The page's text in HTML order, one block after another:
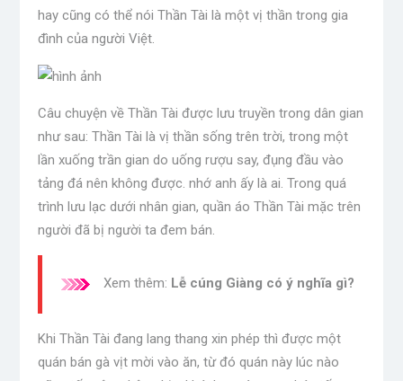
hay cũng có thể nói Thần Tài là một vị thần trong gia
đình của người Việt.
Câu chuyện về Thần Tài được lưu truyền trong dân gian
như sau: Thần Tài là vị thần sống trên trời, trong một
lần xuống trần gian do uống rượu say, đụng đầu vào
tảng đá nên không được. nhớ anh ấy là ai. Trong quá
trình lưu lạc dưới nhân gian, quần áo Thần Tài mặc trên
người đã bị người ta đem bán.
Xem thêm: Lễ cúng Giàng có ý nghĩa gì?
Khi Thần Tài đang lang thang xin phép thì được một
quán bán gà vịt mời vào ăn, từ đó quán này lúc nào